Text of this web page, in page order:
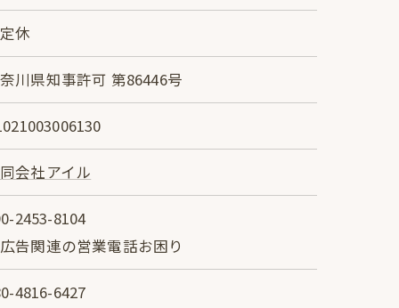
休
川県知事許可 第86446号
会社アイル
2453-8104
告関連の営業電話お困り
4816-6427